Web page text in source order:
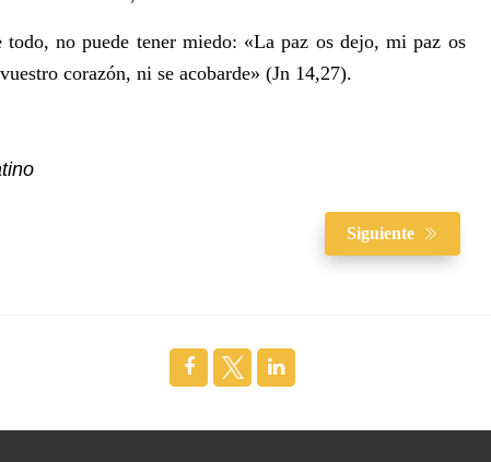
no puede tener miedo: «La paz os dejo, mi paz os
corazón, ni se acobarde» (Jn 14,27).
Siguiente